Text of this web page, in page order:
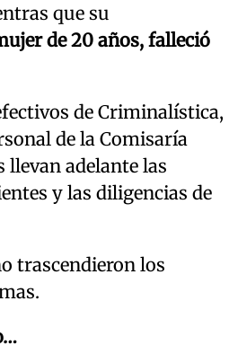
que su
de 20 años, falleció
de Criminalística,
de la Comisaría
llevan adelante las
y las diligencias de
trascendieron los